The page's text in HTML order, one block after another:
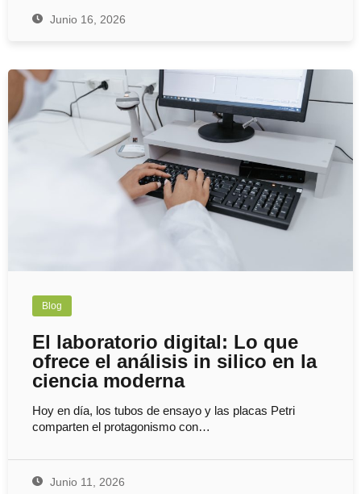
Junio 16, 2026
Blog
El laboratorio digital: Lo que
ofrece el análisis in silico en la
ciencia moderna
Hoy en día, los tubos de ensayo y las placas Petri
comparten el protagonismo con…
Junio 11, 2026